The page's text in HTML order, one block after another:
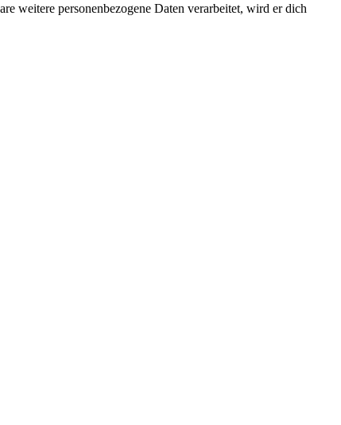
weitere personenbezogene Daten verarbeitet, wird er dich